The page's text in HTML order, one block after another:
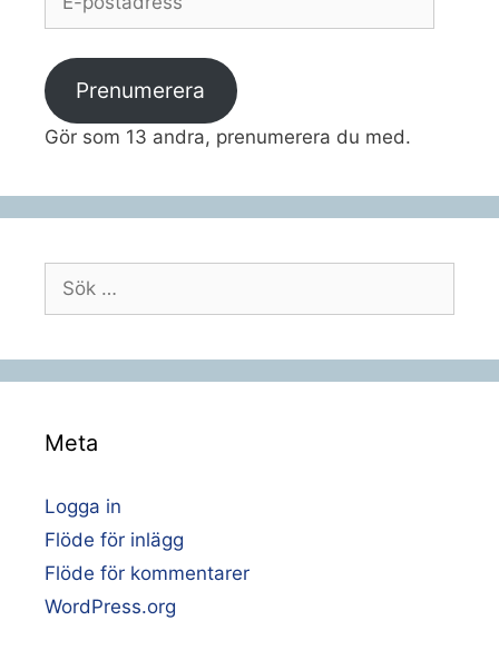
postadress
Prenumerera
Gör som 13 andra, prenumerera du med.
Sök
efter:
Meta
Logga in
Flöde för inlägg
Flöde för kommentarer
WordPress.org